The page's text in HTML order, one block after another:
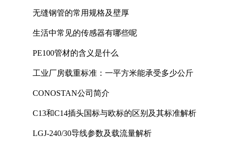
无缝钢管的常用规格及壁厚
生活中常见的传感器有哪些呢
PE100管材的含义是什么
工业厂房载重标准：一平方米能承受多少公斤
CONOSTAN公司简介
C13和C14插头国标与欧标的区别及其标准解析
LGJ-240/30导线参数及载流量解析